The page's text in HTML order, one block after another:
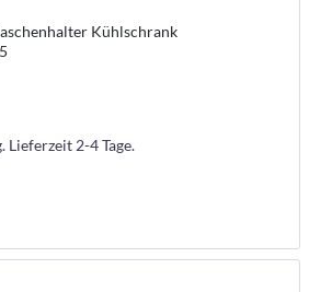
Kühlschrank
2-4 Tage.